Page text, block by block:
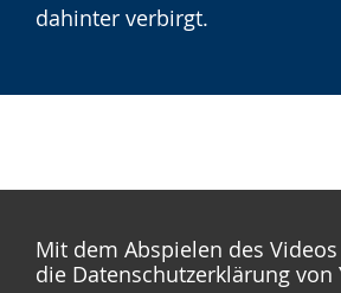
dahinter verbirgt.
Mit dem Abspielen des
die Datenschutzerklärung von